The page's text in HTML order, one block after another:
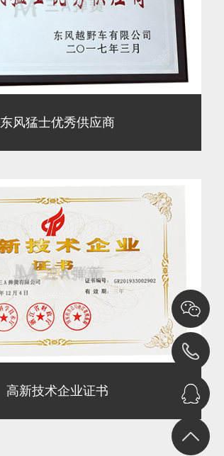
东风猛士优秀供应商
高新技术企业证书